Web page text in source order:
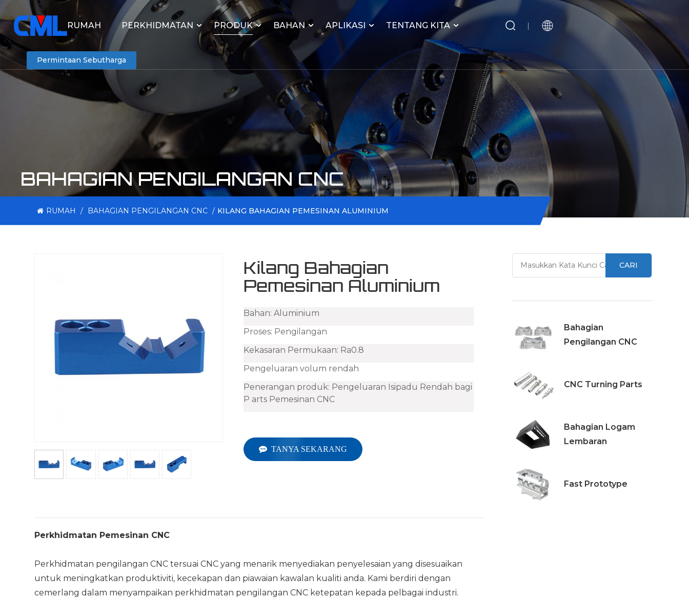
RUMAH PERKHIDMATAN PRODUK BAHAN APLIKASI TENTANG KITA
Permintaan Sebutharga
BAHAGIAN PENGILANGAN CNC
RUMAH / BAHAGIAN PENGILANGAN CNC / KILANG BAHAGIAN PEMESINAN ALUMINIUM
Kilang Bahagian
Pemesinan Aluminium
Bahan: Aluminium
Proses: Pengilangan
Kekasaran Permukaan: Ra0.8
Pengeluaran volum rendah
Penerangan produk: Pengeluaran Isipadu Rendah bagi
P arts Pemesinan CNC
TANYA SEKARANG
Perkhidmatan Pemesinan CNC
Perkhidmatan pengilangan CNC tersuai CNC yang menarik menyediakan penyelesaian yang disesuaikan
untuk meningkatkan produktiviti, kecekapan dan piawaian kawalan kualiti anda. Kami berdiri dengan
cemerlang dalam menyampaikan perkhidmatan pengilangan CNC ketepatan kepada pelbagai industri.
CARI
Bahagian
Pengilangan CNC
CNC Turning Parts
Bahagian Logam
Lembaran
Fast Prototype